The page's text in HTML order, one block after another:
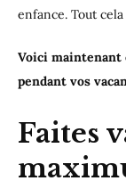
enfance. Tout
Voici maintenant
pendant vos
Faites